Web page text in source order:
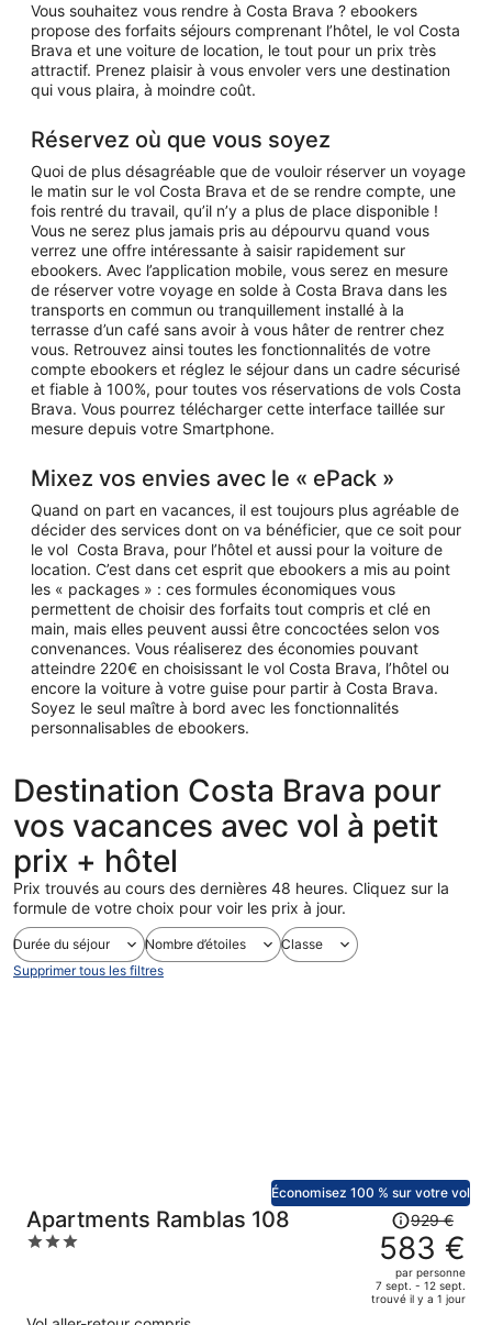
Vous souhaitez vous rendre à Costa Brava ? ebookers
propose des forfaits séjours comprenant l’hôtel, le vol Costa
Brava et une voiture de location, le tout pour un prix très
attractif. Prenez plaisir à vous envoler vers une destination
qui vous plaira, à moindre coût.
Réservez où que vous soyez
Quoi de plus désagréable que de vouloir réserver un voyage
le matin sur le vol Costa Brava et de se rendre compte, une
fois rentré du travail, qu’il n’y a plus de place disponible !
Vous ne serez plus jamais pris au dépourvu quand vous
verrez une offre intéressante à saisir rapidement sur
ebookers. Avec l’application mobile, vous serez en mesure
de réserver votre voyage en solde à Costa Brava dans les
transports en commun ou tranquillement installé à la
terrasse d’un café sans avoir à vous hâter de rentrer chez
vous. Retrouvez ainsi toutes les fonctionnalités de votre
compte ebookers et réglez le séjour dans un cadre sécurisé
et fiable à 100%, pour toutes vos réservations de vols Costa
Brava. Vous pourrez télécharger cette interface taillée sur
mesure depuis votre Smartphone.
Mixez vos envies avec le « ePack »
Quand on part en vacances, il est toujours plus agréable de
décider des services dont on va bénéficier, que ce soit pour
le vol Costa Brava, pour l’hôtel et aussi pour la voiture de
location. C’est dans cet esprit que ebookers a mis au point
les « packages » : ces formules économiques vous
permettent de choisir des forfaits tout compris et clé en
main, mais elles peuvent aussi être concoctées selon vos
convenances. Vous réaliserez des économies pouvant
atteindre 220€ en choisissant le vol Costa Brava, l’hôtel ou
encore la voiture à votre guise pour partir à Costa Brava.
Soyez le seul maître à bord avec les fonctionnalités
personnalisables de ebookers.
Destination Costa Brava pour
vos vacances avec vol à petit
prix + hôtel
Prix trouvés au cours des dernières 48 heures. Cliquez sur la
formule de votre choix pour voir les prix à jour.
Durée du séjour Nombre d’étoiles
Classe
Supprimer tous les filtres
Apartments Ramblas 108
3
Économisez 100 % sur votre vol
Le
prix
était
de
929 €.
929 €
583 €
par personne
7 sept. - 12 sept.
trouvé il y a 1 jour